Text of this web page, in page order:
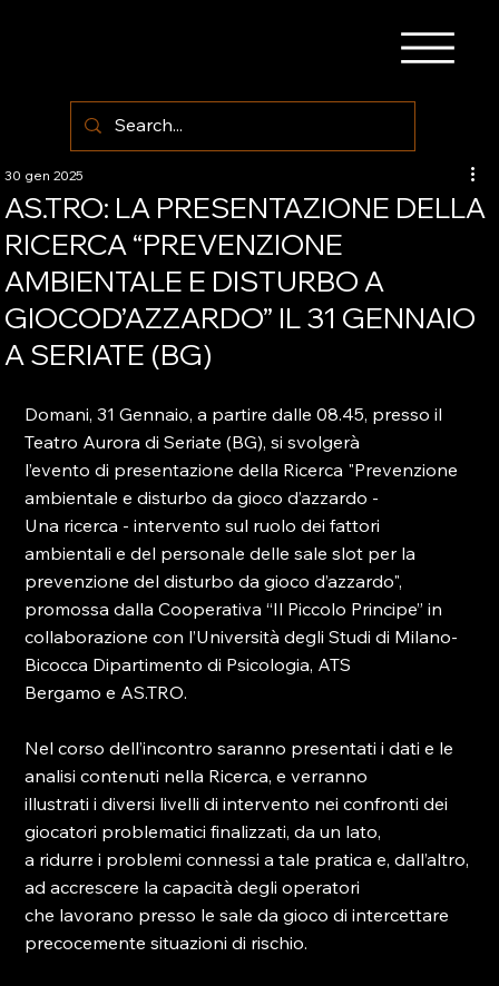
AS.TRO: LA PRESENTAZIONE DELLA
RICERCA “PREVENZIONE
AMBIENTALE E DISTURBO A
GIOCOD’AZZARDO” IL 31 GENNAIO
A SERIATE (BG)
30 gen 2025
Domani, 31 Gennaio, a partire dalle 08.45, presso il
Teatro Aurora di Seriate (BG), si svolgerà
l’evento di presentazione della Ricerca "Prevenzione
ambientale e disturbo da gioco d’azzardo -
Una ricerca - intervento sul ruolo dei fattori
ambientali e del personale delle sale slot per la
prevenzione del disturbo da gioco d’azzardo",
promossa dalla Cooperativa “Il Piccolo Principe” in
collaborazione con l’Università degli Studi di Milano-
Bicocca Dipartimento di Psicologia, ATS
Bergamo e AS.TRO.
Nel corso dell’incontro saranno presentati i dati e le
analisi contenuti nella Ricerca, e verranno
illustrati i diversi livelli di intervento nei confronti dei
giocatori problematici finalizzati, da un lato,
a ridurre i problemi connessi a tale pratica e, dall’altro,
ad accrescere la capacità degli operatori
che lavorano presso le sale da gioco di intercettare
precocemente situazioni di rischio.